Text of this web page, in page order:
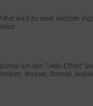
wird zu einer leichten
um den "Jello-Effekt"
Wasser, Schnee,